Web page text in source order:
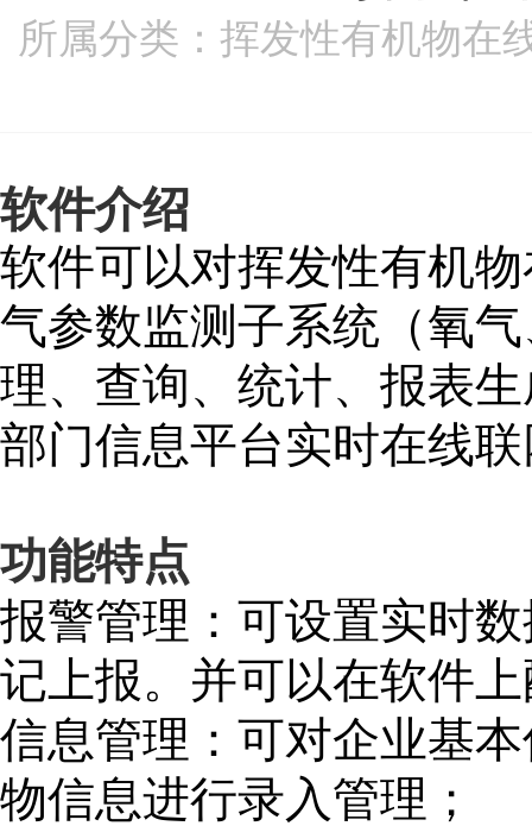
所属分类：挥发性有机物
软件介绍
软件可以对挥发性有机
气参数监测子系统（氧
理、查询、统计、报表
部门信息平台实时在线
功能特点
报警管理：可设置实时
记上报。并可以在软件
信息管理：可对企业基
物信息进行录入管理；